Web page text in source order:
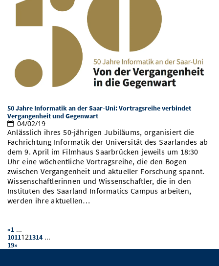
50 Jahre Informatik an der Saar-Uni: Vortragsreihe verbindet
Vergangenheit und Gegenwart
04/02/19
Anlässlich ihres 50-jährigen Jubiläums, organisiert die
Fachrichtung Informatik der Universität des Saarlandes ab
dem 9. April im Filmhaus Saarbrücken jeweils um 18:30
Uhr eine wöchentliche Vortragsreihe, die den Bogen
zwischen Vergangenheit und aktueller Forschung spannt.
Wissenschaftlerinnen und Wissenschaftler, die in den
Instituten des Saarland Informatics Campus arbeiten,
werden ihre aktuellen…
«1 ...
1011121314 ...
19»